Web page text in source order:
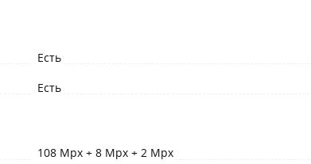
Есть
Есть
108 Mpx + 8 Mpx + 2 Mpx